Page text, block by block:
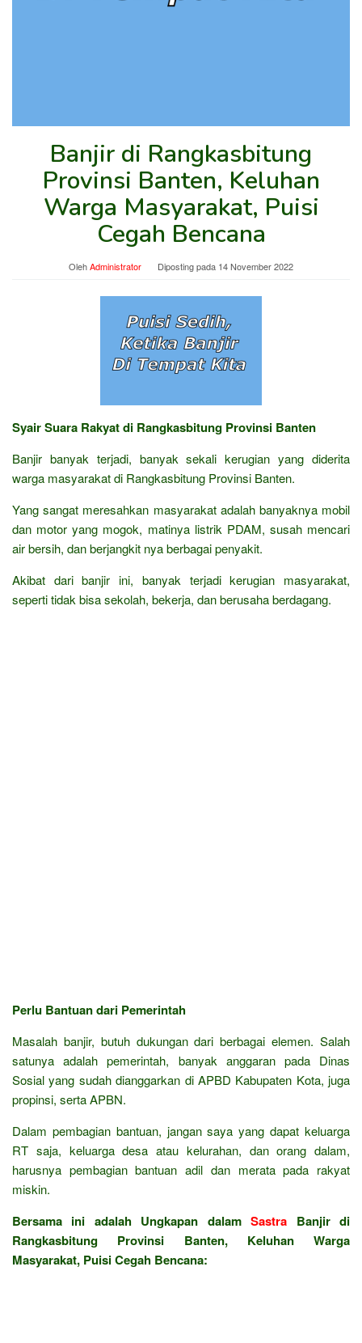
Banjir di Rangkasbitung
Provinsi Banten, Keluhan
Warga Masyarakat, Puisi
Cegah Bencana
OlehAdministrator Diposting pada 14 November 2022
Syair Suara Rakyat di Rangkasbitung Provinsi Banten
Banjir banyak terjadi, banyak sekali kerugian yang diderita
warga masyarakat di Rangkasbitung Provinsi Banten.
Yang sangat meresahkan masyarakat adalah banyaknya mobil
dan motor yang mogok, matinya listrik PDAM, susah mencari
air bersih, dan berjangkit nya berbagai penyakit.
Akibat dari banjir ini, banyak terjadi kerugian masyarakat,
seperti tidak bisa sekolah, bekerja, dan berusaha berdagang.
Perlu Bantuan dari Pemerintah
Masalah banjir, butuh dukungan dari berbagai elemen. Salah
satunya adalah pemerintah, banyak anggaran pada Dinas
Sosial yang sudah dianggarkan di APBD Kabupaten Kota, juga
propinsi, serta APBN.
Dalam pembagian bantuan, jangan saya yang dapat keluarga
RT saja, keluarga desa atau kelurahan, dan orang dalam,
harusnya pembagian bantuan adil dan merata pada rakyat
miskin.
Bersama ini adalah Ungkapan dalamSastra Banjir di
Rangkasbitung Provinsi Banten, Keluhan Warga
Masyarakat, Puisi Cegah Bencana: